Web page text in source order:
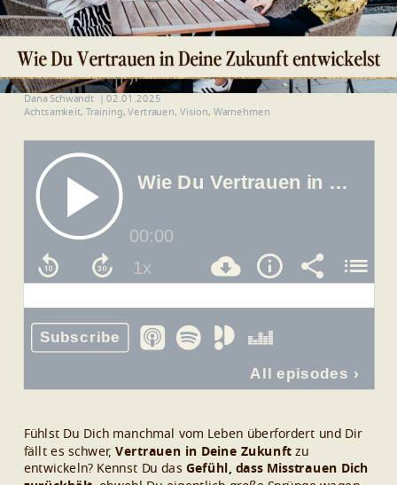
Dana Schwandt
02.01.2025
Achtsamkeit, Training,Vertrauen, Vision, Warnehmen
Fühlst Du Dich manchmal vom Leben überfordert und Dir
fällt es schwer,Vertrauen in Deine Zukunft zu
entwickeln? Kennst Du das Gefühl, dass Misstrauen Dich